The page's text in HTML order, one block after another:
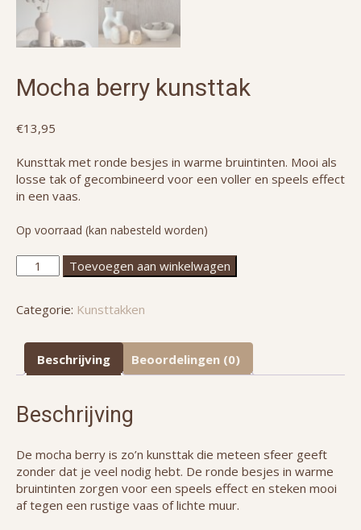
Mocha berry kunsttak
€13,95
Kunsttak met ronde besjes in warme bruintinten. Mooi als
losse tak of gecombineerd voor een voller en speels effect
in een vaas.
Op voorraad (kan nabesteld worden)
Mocha
berry
aantal
Toevoegen aan winkelwagen
Categorie: Kunsttakken
Beschrijving Beoordelingen (0)
Beschrijving
De mocha berry is zo’n kunsttak die meteen sfeer geeft
zonder dat je veel nodig hebt. De ronde besjes in warme
bruintinten zorgen voor een speels effect en steken mooi
af tegen een rustige vaas of lichte muur.